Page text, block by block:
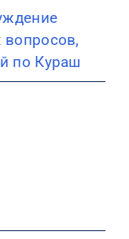
по Кураш